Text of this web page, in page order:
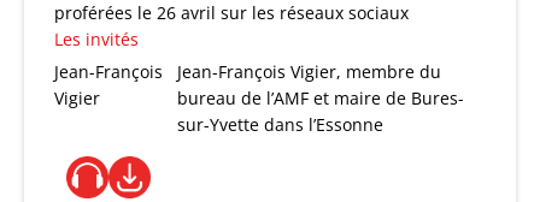
proférées le 26 avril sur les réseaux sociaux
Les invités
Jean-François
Vigier
Jean-François Vigier, membre du
bureau de l’AMF et maire de Bures-
sur-Yvette dans l’Essonne